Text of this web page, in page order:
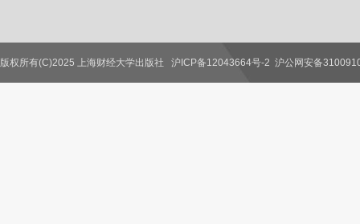
联系我们
版权所有(C)2025 上海财经大学出版社 沪ICP备12043664号-2 沪公网安备